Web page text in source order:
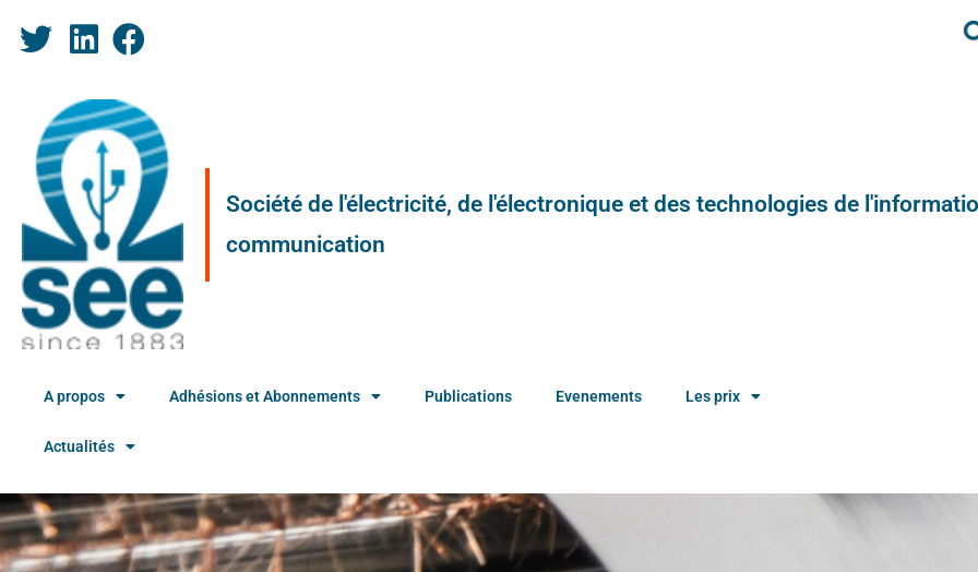
Société de l'électricité, de l'électronique et des technologies de
communication
A propos Adhésions et Abonnements Publications Evenements Les prix
Actualités